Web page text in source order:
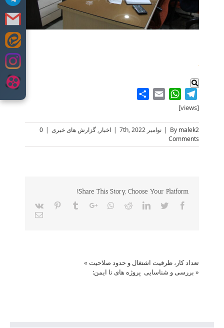
.
Telegram
WhatsApp
Email
[views]
By malek2
| نوامبر 7th, 2022 | اخبار, گزارش های خبری |
0
Comments
Share This Story, Choose Your Platform!
Facebook
Twitter
LinkedIn
Reddit
Whatsapp
Google+
Tumblr
Pinterest
Vk
Email
تعداد کار، ظرفیت اشتغال و حدود صلاحیت »
« بررسی و شناسایی پروژه های نا ایمن: